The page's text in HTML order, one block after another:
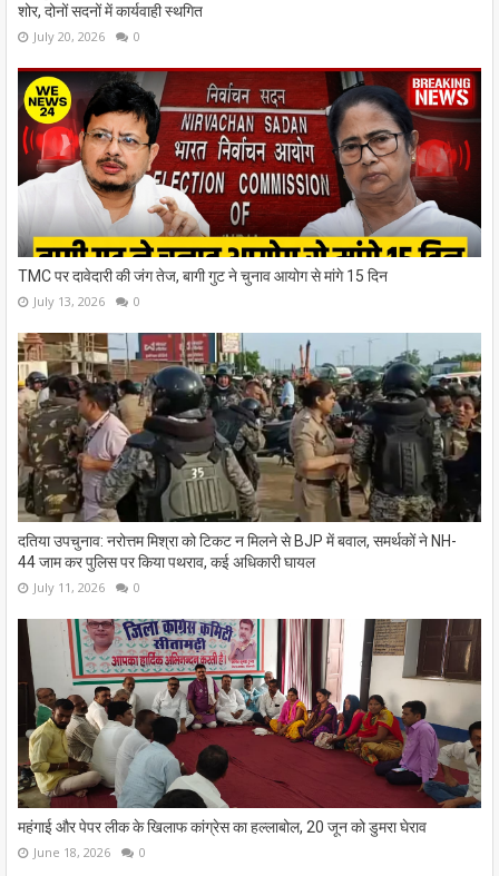
शोर, दोनों सदनों में कार्यवाही स्थगित
July 20, 2026 0
TMC पर दावेदारी की जंग तेज, बागी गुट ने चुनाव आयोग से मांगे 15 दिन
July 13, 2026 0
दतिया उपचुनाव: नरोत्तम मिश्रा को टिकट न मिलने से BJP में बवाल, समर्थकों ने NH-
44 जाम कर पुलिस पर किया पथराव, कई अधिकारी घायल
July 11, 2026 0
महंगाई और पेपर लीक के खिलाफ कांग्रेस का हल्लाबोल, 20 जून को डुमरा घेराव
June 18, 2026 0